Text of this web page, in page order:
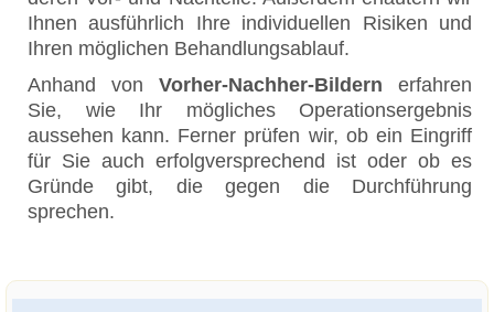
Ihnen ausführlich Ihre individuellen Risiken und
Ihren möglichen Behandlungsablauf.
Anhand von Vorher-Nachher-Bildern erfahren
Sie, wie Ihr mögliches Operationsergebnis
aussehen kann. Ferner prüfen wir, ob ein Eingriff
für Sie auch erfolgversprechend ist oder ob es
Gründe gibt, die gegen die Durchführung
sprechen.